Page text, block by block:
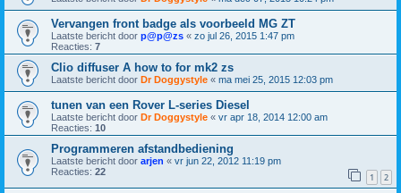
Vervangen front badge als voorbeeld MG ZT
Laatste bericht door p@p@zs « zo jul 26, 2015 1:47 pm
Reacties: 7
Clio diffuser A how to for mk2 zs
Laatste bericht door Dr Doggystyle « ma mei 25, 2015 12:03 pm
tunen van een Rover L-series Diesel
Laatste bericht door Dr Doggystyle « vr apr 18, 2014 12:00 am
Reacties: 10
Programmeren afstandbediening
Laatste bericht door arjen « vr jun 22, 2012 11:19 pm
Reacties: 22 1 2